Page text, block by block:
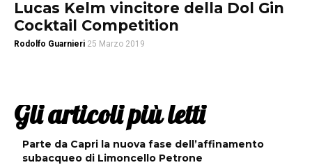
Lucas Kelm vincitore della Dol Gin
Cocktail Competition
Rodolfo Guarnieri 25 Marzo 2019
Gli articoli più letti
Parte da Capri la nuova fase dell’affinamento
subacqueo di Limoncello Petrone